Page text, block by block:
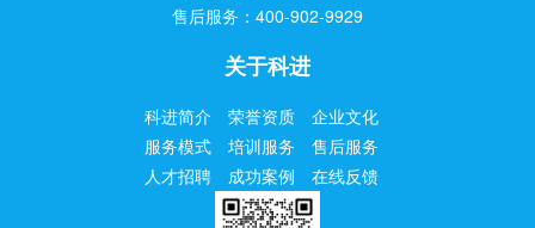
售后服务：400-902-9929
关于科进
科进简介 荣誉资质
企业文化
服务模式
培训服务
售后服务
人才招聘
成功案例 在线反馈